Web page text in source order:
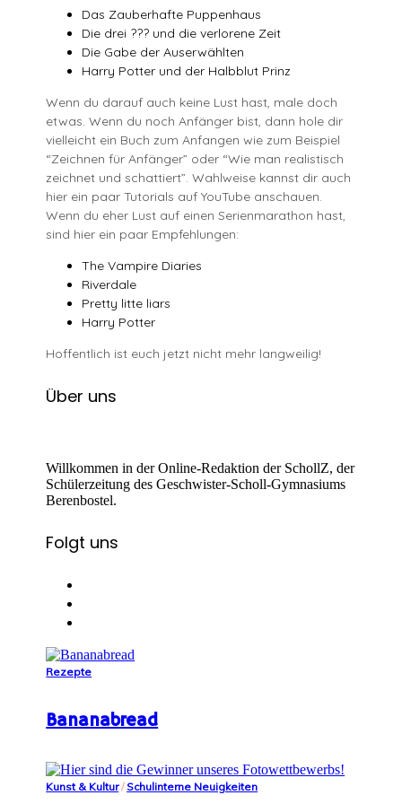
Das Zauberhafte Puppenhaus
Die drei ??? und die verlorene Zeit
Die Gabe der Auserwählten
Harry Potter und der Halbblut Prinz
Wenn du darauf auch keine Lust hast, male doch
etwas. Wenn du noch Anfänger bist, dann hole dir
vielleicht ein Buch zum Anfangen wie zum Beispiel
“Zeichnen für Anfänger” oder “Wie man realistisch
zeichnet und schattiert”. Wahlweise kannst dir auch
hier ein paar Tutorials auf YouTube anschauen.
Wenn du eher Lust auf einen Serienmarathon hast,
sind hier ein paar Empfehlungen:
The Vampire Diaries
Riverdale
Pretty litte liars
Harry Potter
Hoffentlich ist euch jetzt nicht mehr langweilig!
Über uns
Willkommen in der Online-Redaktion der SchollZ, der
Schülerzeitung des Geschwister-Scholl-Gymnasiums
Berenbostel.
Folgt uns
Rezepte
Bananabread
Kunst & Kultur/ Schulinterne Neuigkeiten